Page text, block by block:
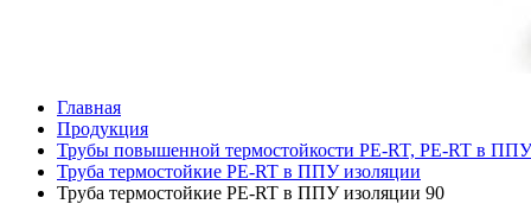
Главная
Продукция
Трубы повышенной термостойкости PE-RT, PE-RT в ППУ
Труба термостойкие PE-RT в ППУ изоляции
Труба термостойкие PE-RT в ППУ изоляции 90